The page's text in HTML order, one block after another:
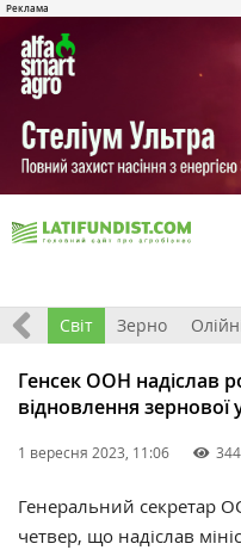
Світ Зерно
Генсек ООН надіслав
відновлення
1 вересня 2023, 11:06 344
Генеральний секретар
четвер, що надіслав